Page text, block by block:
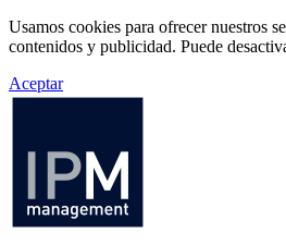
Usamos cookies para ofrecer nuestros
contenidos y publicidad. Puede
Aceptar